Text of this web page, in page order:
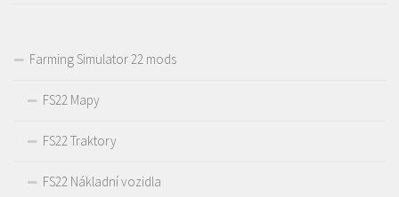
Farming Simulator 22 mods
FS22 Mapy
FS22 Traktory
FS22 Nákladní vozidla